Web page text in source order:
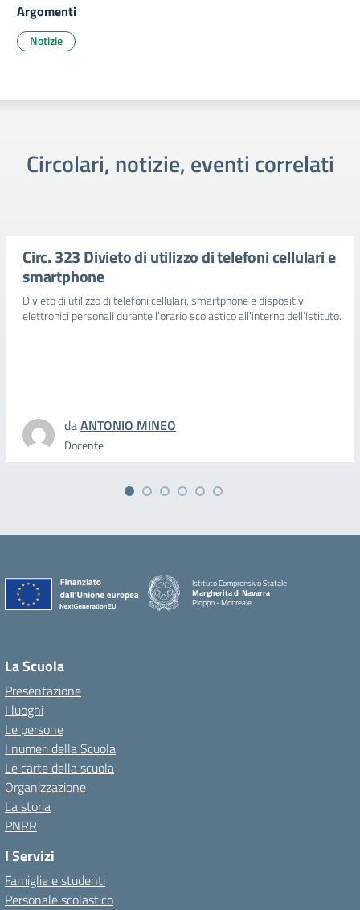
Argomenti
Notizie
Circolari, notizie, eventi correlati
Circ. 323 Divieto di utilizzo di telefoni cellulari e
smartphone
Divieto di utilizzo di telefoni cellulari, smartphone e dispositivi
elettronici personali durante l’orario scolastico all’interno dell’Istituto.
daANTONIO MINEO
Docente
Istituto Comprensivo Statale
Margherita di Navarra
Pioppo - Monreale
La Scuola
Presentazione
I luoghi
Le persone
I numeri della Scuola
Le carte della scuola
Organizzazione
La storia
PNRR
I Servizi
Famiglie e studenti
Personale scolastico